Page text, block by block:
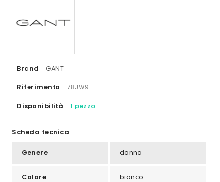
Brand
GANT
Riferimento
78JW9
Disponibilità
1 pezzo
Scheda tecnica
Genere donna
Colore bianco